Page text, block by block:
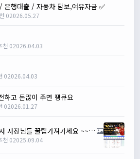
은행대출 / 자동차 담보,여유자금 ✅
02026.05.27
천 02026.04.03
02026.04.03
하고 돈많이 주면 땡큐요
02026.01.27
⭕️⭕️토지노 본사 사장님들 꿀팁가져가세요 ~~!빅윈소프트 입니다⭕️⭕️
천 02025.09.04